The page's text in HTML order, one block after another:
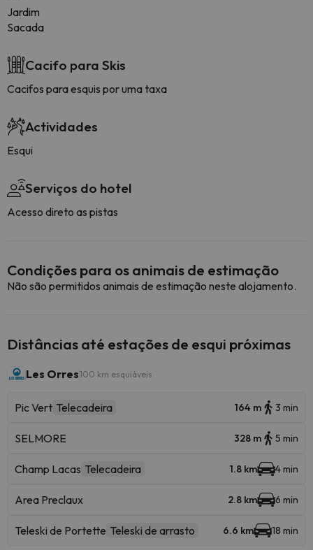
Jardim
Sacada
Cacifo para Skis
Cacifos para esquis por uma taxa
Actividades
Esqui
Serviços do hotel
Acesso direto as pistas
Condições para os animais de estimação
Não são permitidos animais de estimação neste alojamento.
Distâncias até estações de esqui próximas
Les Orres100 km esquiáveis
Pic Vert Telecadeira 164 m 3 min
SELMORE 328 m 5 min
Champ Lacas Telecadeira 1.8 km 4 min
Area Preclaux 2.8 km 6 min
Teleski de Portette Teleski de arrasto 6.6 km 18 min